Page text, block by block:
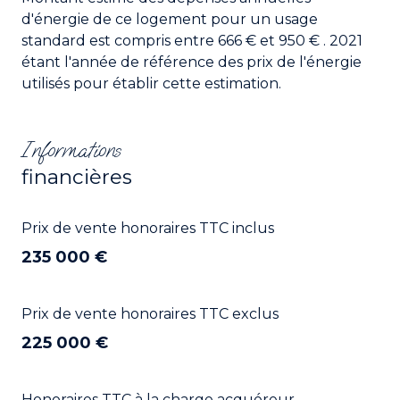
d'énergie de ce logement pour un usage
standard est compris entre 666 € et 950 € . 2021
étant l'année de référence des prix de l'énergie
utilisés pour établir cette estimation.
Informations
financières
Prix de vente honoraires TTC inclus
235 000 €
Prix de vente honoraires TTC exclus
225 000 €